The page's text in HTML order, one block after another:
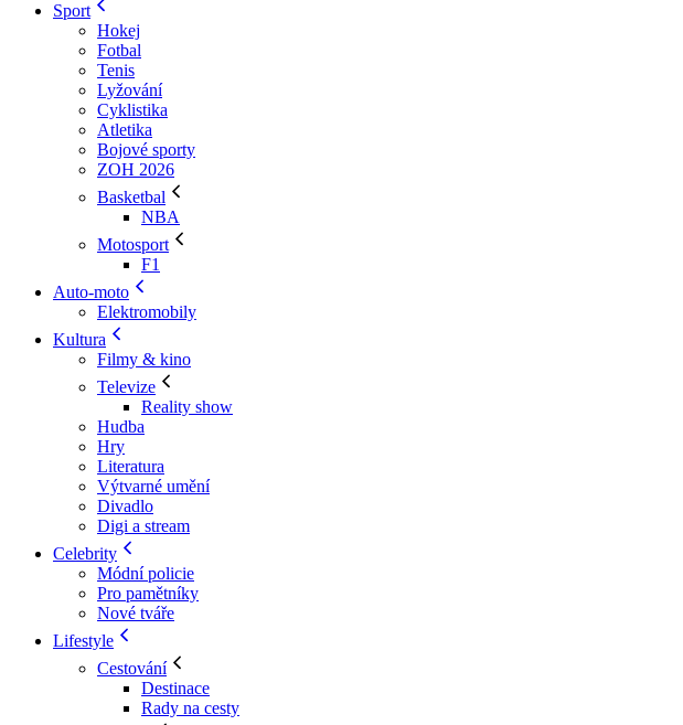
Sport
Hokej
Fotbal
Tenis
Lyžování
Cyklistika
Atletika
Bojové sporty
ZOH 2026
Basketbal
NBA
Motosport
F1
Auto-moto
Elektromobily
Kultura
Filmy & kino
Televize
Reality show
Hudba
Hry
Literatura
Výtvarné umění
Divadlo
Digi a stream
Celebrity
Módní policie
Pro pamětníky
Nové tváře
Lifestyle
Cestování
Destinace
Rady na cesty